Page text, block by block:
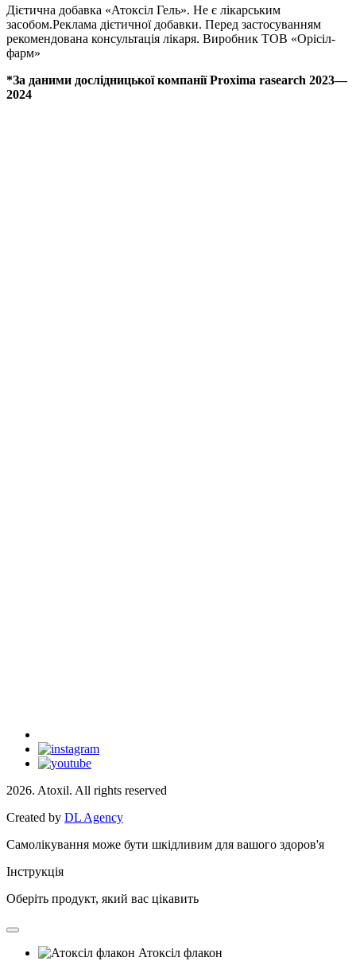
Дієтична добавка «Атоксіл Гель». Не є лікарським
засобом.Реклама дієтичної добавки. Перед застосуванням
рекомендована консультація лікаря. Виробник ТОВ «Орісіл-
фарм»
*За даними дослідницької компанії Proxima rasearch 2023—
2024
2026. Atoxil. All rights reserved
Created by DL Agency
Самолікування може бути шкідливим для вашого здоров'я
Інструкція
Оберіть продукт, який вас цікавить
Атоксіл флакон